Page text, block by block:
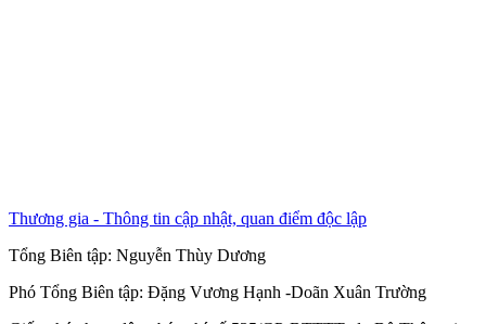
Thương gia - Thông tin cập nhật, quan điểm độc lập
Tổng Biên tập: Nguyễn Thùy Dương
Phó Tổng Biên tập: Đặng Vương Hạnh -Doãn Xuân Trường